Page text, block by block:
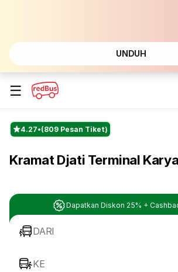
UNDUH
☰
4.27 (809 Pesan Tiket)
Kramat Djati Terminal
Dapatkan Diskon 25% +
DARI
KE